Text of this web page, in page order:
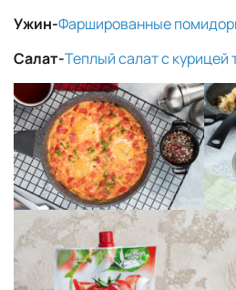
Ужин-Фаршированные
Салат-Теплый салат с курицей